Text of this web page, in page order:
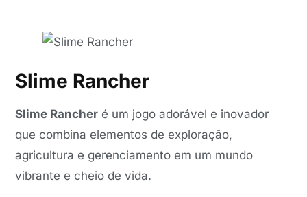
Slime Rancher
Slime Rancher é um jogo adorável e inovador
que combina elementos de exploração,
agricultura e gerenciamento em um mundo
vibrante e cheio de vida.